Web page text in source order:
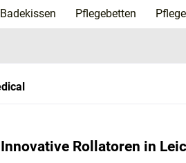
Badekissen Pflegebetten
Innovative Rollatoren in